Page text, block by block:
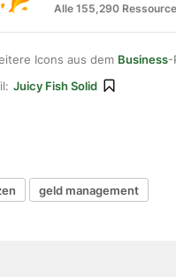
Alle 155,290
Icons aus dem Business-
Juicy Fish Solid
geld management